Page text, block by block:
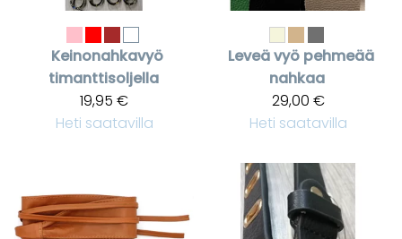
Keinonahkavyö
timanttisoljella
19,95 €
Heti saatavilla
Leveä vyö pehmeää
nahkaa
29,00 €
Heti saatavilla